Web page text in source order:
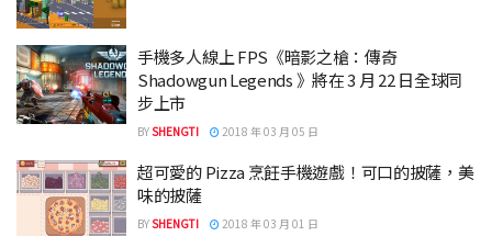
手機多人線上 FPS《暗影之槍：傳奇
Shadowgun Legends 》將在 3 月 22 日全球同
步上市
BYSHENGTI 2018 年 03 月 05 日
超可愛的 Pizza 烹飪手機遊戲！可口的披薩，美
味的披薩
BYSHENGTI 2018 年 03 月 01 日